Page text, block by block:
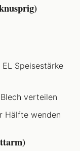
Speisestärke
verteilen
Hälfte wenden